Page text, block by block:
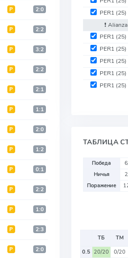
Р 2:0
Р 2:2
Р 3:2
Р 2:2
Р 2:1
Р 1:1
Р 2:0
Р 1:2
Р 0:1
Р 2:2
Р 1:0
Р 2:3
Р 2:0
PER1 (25)
❗️
PER1 (25)
PER1 (25)
PER1 (25)
PER1 (25)
PER1 (25)
ТАБЛИЦА
Победа
Ничья
Поражение
ТБ
ТМ
0.5 20/20
0/20